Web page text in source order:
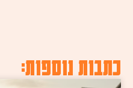
כתבות נוספות: